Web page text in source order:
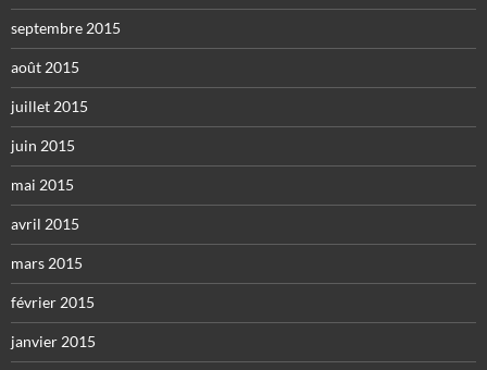
septembre 2015
août 2015
juillet 2015
juin 2015
mai 2015
avril 2015
mars 2015
février 2015
janvier 2015